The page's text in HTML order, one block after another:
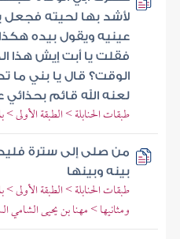
لأشد بها لحيته فجعل
عينيه ويقول بيده
فقلت يا أبت إيش هذا
الوقت؟ قال يا بني ما
لعنه الله قائم
طبقات الحنابلة > الطبقة
من صلى إلى سترة
بينه وبينها
طبقات الحنابلة > الطبقة الأولى
ومثانيها > مهنا بن يحيى الشامي